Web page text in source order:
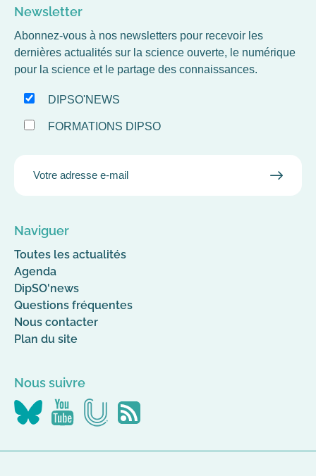
Newsletter
Abonnez-vous à nos newsletters pour recevoir les
dernières actualités sur la science ouverte, le numérique
pour la science et le partage des connaissances.
DIPSO'NEWS
FORMATIONS DIPSO
Naviguer
Toutes les actualités
Agenda
DipSO'news
Questions fréquentes
Nous contacter
Plan du site
Nous suivre
Nous
suivre
Nous
suivre
Nous
suivre
Flus
RSS